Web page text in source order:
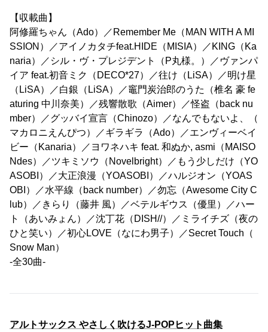
【収載曲】
阿修羅ちゃん（Ado）／Remember Me（MAN WITH A MI
SSION）／アイノカタチfeat.HIDE（MISIA）／KING（Ka
naria）／シル・ヴ・プレジデント（P丸様。）／ヴァンパ
イア feat.初音ミク（DECO*27）／往け（LiSA）／明け星
（LiSA）／白銀（LiSA）／竈門炭治郎のうた（椎名 豪 fe
aturing 中川奈美）／残響散歌（Aimer）／怪盗（back nu
mber）／グッバイ宣言（Chinozo）／なんでもないよ、（
マカロニえんぴつ）／ギラギラ（Ado）／エンヴィーベイ
ビー（Kanaria）／ヨワネハキ feat. 和ぬか, asmi（MAISO
Ndes）／ツキミソウ（Novelbright）／もう少しだけ（YO
ASOBI）／大正浪漫（YOASOBI）／ハルジオン（YOAS
OBI）／水平線（back number）／勿忘（Awesome City C
lub）／きらり（藤井 風）／ベテルギウス（優里）／ハー
ト（あいみょん）／沈丁花（DISH//）／ミライチズ（夜の
ひと笑い）／初心LOVE（なにわ男子）／Secret Touch（
Snow Man）
-全30曲-
アルトサックス やさしく吹けるJ-POPヒット曲集